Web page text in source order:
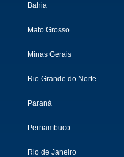
Bahia
Mato Grosso
Minas Gerais
Rio Grande do Norte
Paraná
Pernambuco
Rio de Janeiro